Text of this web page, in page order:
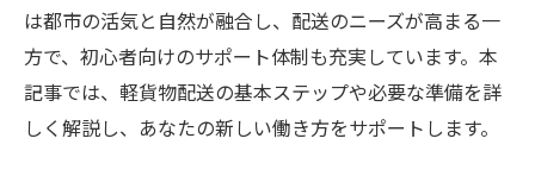
は都市の活気と自然が融合し、配送のニーズが高まる一
方で、初心者向けのサポート体制も充実しています。本
記事では、軽貨物配送の基本ステップや必要な準備を詳
しく解説し、あなたの新しい働き方をサポートします。